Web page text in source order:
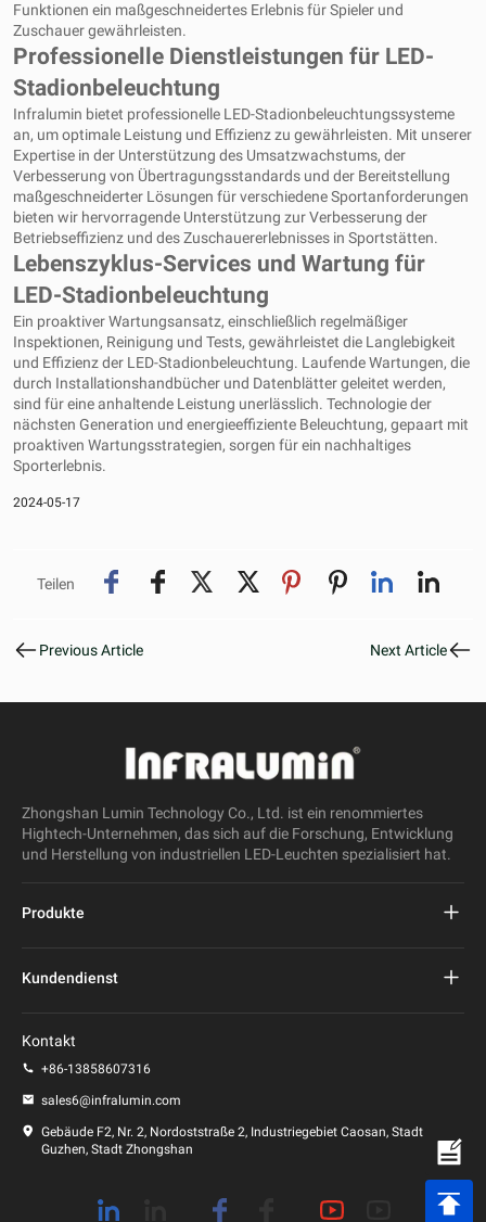
Funktionen ein maßgeschneidertes Erlebnis für Spieler und
Zuschauer gewährleisten.
Professionelle Dienstleistungen für LED-
Stadionbeleuchtung
Infralumin bietet professionelle LED-Stadionbeleuchtungssysteme
an, um optimale Leistung und Effizienz zu gewährleisten. Mit unserer
Expertise in der Unterstützung des Umsatzwachstums, der
Verbesserung von Übertragungsstandards und der Bereitstellung
maßgeschneiderter Lösungen für verschiedene Sportanforderungen
bieten wir hervorragende Unterstützung zur Verbesserung der
Betriebseffizienz und des Zuschauererlebnisses in Sportstätten.
Lebenszyklus-Services und Wartung für
LED-Stadionbeleuchtung
Ein proaktiver Wartungsansatz, einschließlich regelmäßiger
Inspektionen, Reinigung und Tests, gewährleistet die Langlebigkeit
und Effizienz der LED-Stadionbeleuchtung. Laufende Wartungen, die
durch Installationshandbücher und Datenblätter geleitet werden,
sind für eine anhaltende Leistung unerlässlich. Technologie der
nächsten Generation und energieeffiziente Beleuchtung, gepaart mit
proaktiven Wartungsstrategien, sorgen für ein nachhaltiges
Sporterlebnis.
2024-05-17
Teilen
Previous Article Next Article
Zhongshan Lumin Technology Co., Ltd. ist ein renommiertes
Hightech-Unternehmen, das sich auf die Forschung, Entwicklung
und Herstellung von industriellen LED-Leuchten spezialisiert hat.
Produkte
LED-Pfostenleuchte
Kundendienst
Datenschutz-Bestimmungen
Kontakt
+86-13858607316
sales6@infralumin.com
Gebäude F2, Nr. 2, Nordoststraße 2, Industriegebiet Caosan, Stadt
Guzhen, Stadt Zhongshan